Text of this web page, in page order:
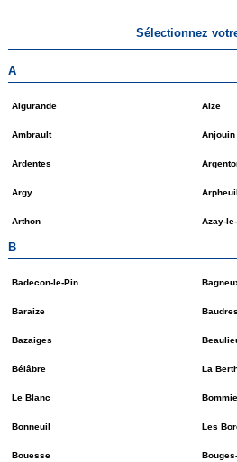
Sélectionnez
A
Aigurande Aize
Ambrault Anjouin
Ardentes
Argy
Arthon Azay-
B
Badecon-le-Pin
Baraize Baudres
Bazaiges
Bélâbre La
Le Blanc
Bonneuil Les
Bouesse